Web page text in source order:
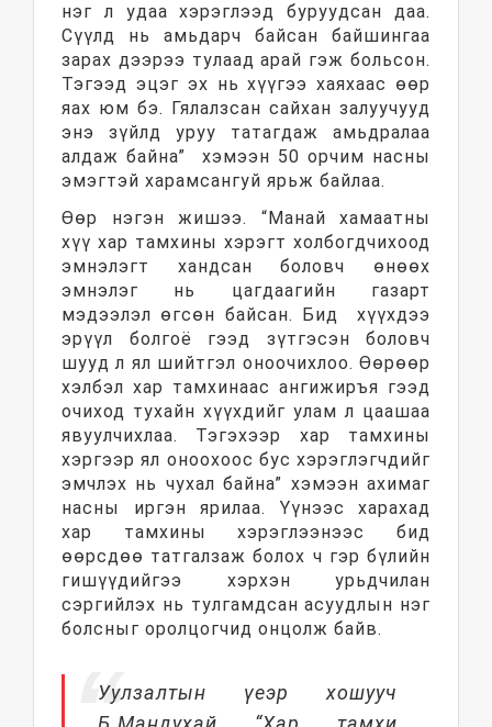
нэг л удаа хэрэглээд буруудсан даа.
Сүүлд нь амьдарч байсан байшингаа
зарах дээрээ тулаад арай гэж больсон.
Тэгээд эцэг эх нь хүүгээ хаяхаас өөр
яах юм бэ. Гялалзсан сайхан залуучууд
энэ зүйлд уруу татагдаж амьдралаа
алдаж байна” хэмээн 50 орчим насны
эмэгтэй харамсангуй ярьж байлаа.
Өөр нэгэн жишээ. “Манай хамаатны
хүү хар тамхины хэрэгт холбогдчихоод
эмнэлэгт хандсан боловч өнөөх
эмнэлэг нь цагдаагийн газарт
мэдээлэл өгсөн байсан. Бид хүүхдээ
эрүүл болгоё гээд зүтгэсэн боловч
шууд л ял шийтгэл оноочихлоо. Өөрөөр
хэлбэл хар тамхинаас ангижиръя гээд
очиход тухайн хүүхдийг улам л цаашаа
явуулчихлаа. Тэгэхээр хар тамхины
хэргээр ял оноохоос бус хэрэглэгчдийг
эмчлэх нь чухал байна” хэмээн ахимаг
насны иргэн ярилаа. Үүнээс харахад
хар тамхины хэрэглээнээс бид
өөрсдөө татгалзаж болох ч гэр бүлийн
гишүүдийгээ хэрхэн урьдчилан
сэргийлэх нь тулгамдсан асуудлын нэг
болсныг оролцогчид онцолж байв.
Уулзалтын үеэр хошууч